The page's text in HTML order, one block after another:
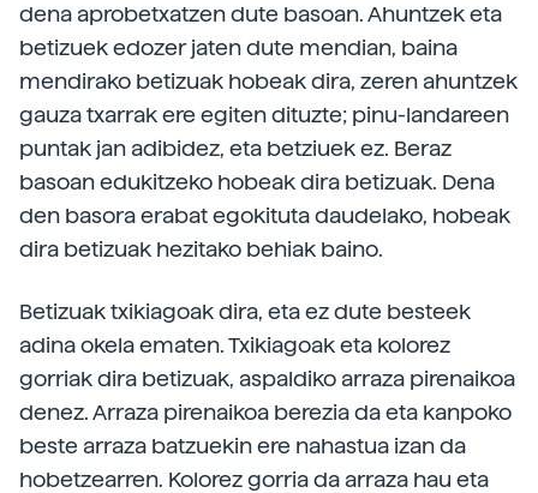
dena aprobetxatzen dute basoan. Ahuntzek eta
betizuek edozer jaten dute mendian, baina
mendirako betizuak hobeak dira, zeren ahuntzek
gauza txarrak ere egiten dituzte; pinu-landareen
puntak jan adibidez, eta betziuek ez. Beraz
basoan edukitzeko hobeak dira betizuak. Dena
den basora erabat egokituta daudelako, hobeak
dira betizuak hezitako behiak baino.
Betizuak txikiagoak dira, eta ez dute besteek
adina okela ematen. Txikiagoak eta kolorez
gorriak dira betizuak, aspaldiko arraza pirenaikoa
denez. Arraza pirenaikoa berezia da eta kanpoko
beste arraza batzuekin ere nahastua izan da
hobetzearren. Kolorez gorria da arraza hau eta